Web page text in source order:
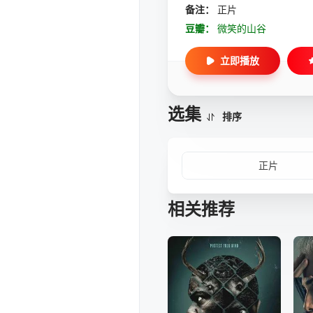
备注：
正片
豆瓣：
微笑的山谷
立即播放
选集 排序
正片
相关推荐